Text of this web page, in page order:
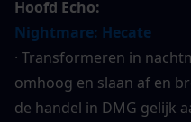
Hoofd Echo:
Nightmare: Hecate
· Transformeren in
omhoog en slaan af en
de handel in DMG gelijk